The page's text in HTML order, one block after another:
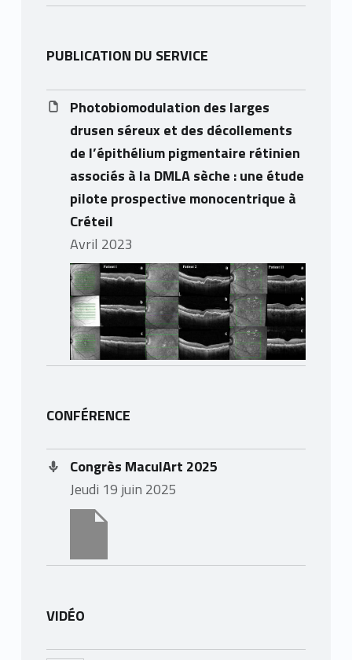
PUBLICATION DU SERVICE
Photobiomodulation des larges
drusen séreux et des décollements
de l’épithélium pigmentaire rétinien
associés à la DMLA sèche : une étude
pilote prospective monocentrique à
Créteil
avril 2023
CONFÉRENCE
Congrès MaculArt 2025
jeudi 19 juin 2025
VIDÉO